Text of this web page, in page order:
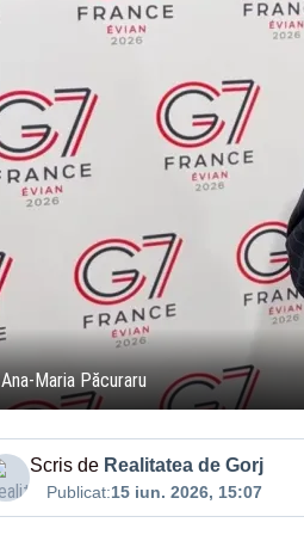
Ana-Maria Păcuraru
Scris de Realitatea de Gorj
Publicat:15 iun. 2026, 15:07